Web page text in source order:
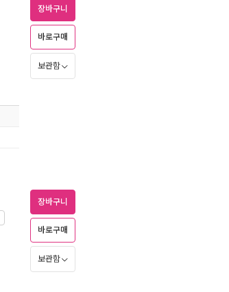
장바구니
바로구매
보관함
장바구니
바로구매
보관함